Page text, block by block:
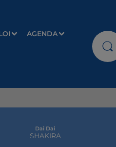
AGENDA
Dai Dai
SHAKIRA